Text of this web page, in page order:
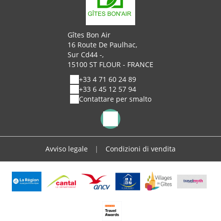
Gîtes Bon Air
16 Route De Paulhac,
Sur Cd44 -,
15100 ST FLOUR - FRANCE
+33 4 71 60 24 89
+33 6 45 12 57 94
Contattare per smalto
Avviso legale | Condizioni di vendita